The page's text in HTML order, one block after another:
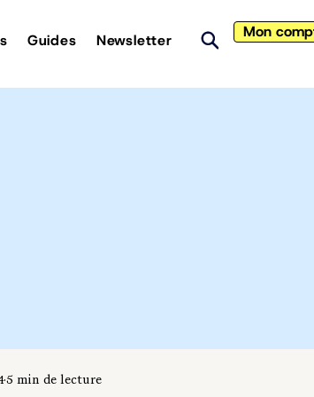
Guides Newsletter Mon
5 min de lecture